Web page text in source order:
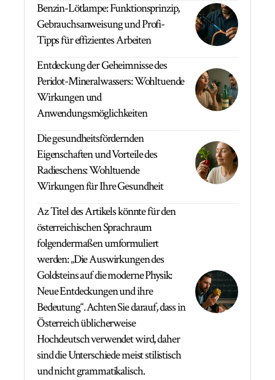
Benzin-Lötlampe: Funktionsprinzip,
Gebrauchsanweisung und Profi-
Tipps für effizientes Arbeiten
Entdeckung der Geheimnisse des
Peridot-Mineralwassers: Wohltuende
Wirkungen und
Anwendungsmöglichkeiten
Die gesundheitsfördernden
Eigenschaften und Vorteile des
Radieschens: Wohltuende
Wirkungen für Ihre Gesundheit
Az Titel des Artikels könnte für den
österreichischen Sprachraum
folgendermaßen umformuliert
werden: „Die Auswirkungen des
Goldsteins auf die moderne Physik:
Neue Entdeckungen und ihre
Bedeutung“. Achten Sie darauf, dass in
Österreich üblicherweise
Hochdeutsch verwendet wird, daher
sind die Unterschiede meist stilistisch
und nicht grammatikalisch.